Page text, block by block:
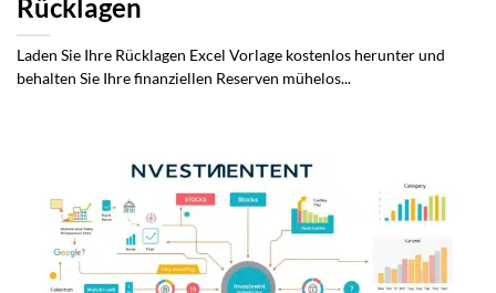
Rücklagen
Laden Sie Ihre Rücklagen Excel Vorlage kostenlos herunter und
behalten Sie Ihre finanziellen Reserven mühelos...